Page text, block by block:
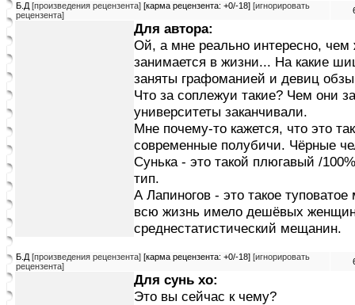
Б.Д [произведения рецензента] [карма рецензента: +0/-18] [игнорировать
рецензента]
Для автора:
Ой, а мне реально интересно, чем
занимается в жизни... На какие
заняты графоманией и девиц
Что за соплежуи такие? Чем они
университеты заканчивали.
Мне почему-то кажется, что это
современные полубичи. Чёрные
Сунька - это такой плюгавый /
тип.
А Лапиногов - это такое
всю жизнь имело дешёвых
среднестатистический мещанин.
Б.Д [произведения рецензента] [карма рецензента: +0/-18] [игнорировать
рецензента]
Для сунь хо:
Это вы сейчас к чему?